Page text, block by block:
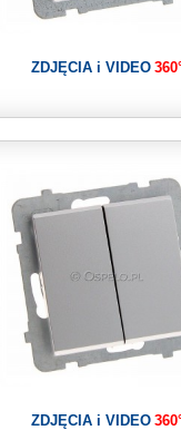
ZDJĘCIA i VIDEO
ZDJĘCIA i VIDEO